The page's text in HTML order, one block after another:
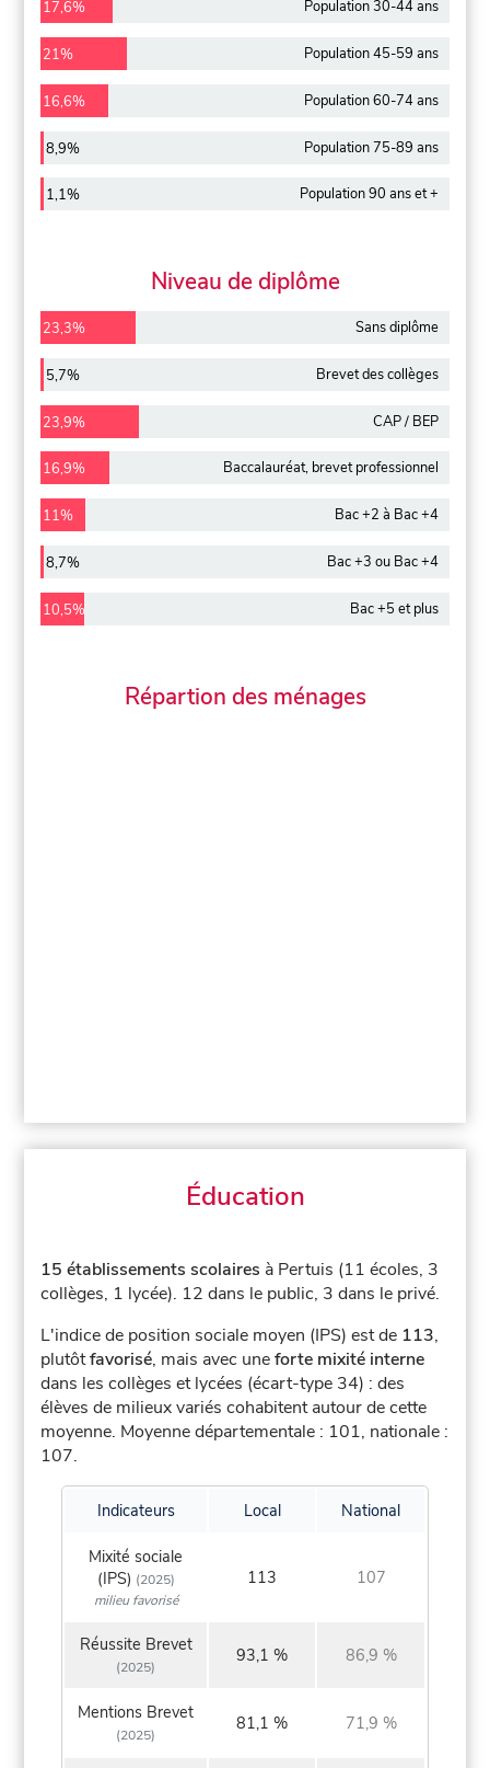
17,6% Population 30-44 ans
21% Population 45-59 ans
16,6% Population 60-74 ans
8,9% Population 75-89 ans
1,1% Population 90 ans et +
Niveau de diplôme
23,3% Sans diplôme
5,7% Brevet des collèges
23,9% CAP / BEP
16,9% Baccalauréat, brevet professionnel
11% Bac +2 à Bac +4
8,7% Bac +3 ou Bac +4
10,5% Bac +5 et plus
Répartion des ménages
Éducation
15 établissements scolaires à Pertuis (11 écoles, 3
collèges, 1 lycée). 12 dans le public, 3 dans le privé.
L'indice de position sociale moyen (IPS) est de 113,
plutôtfavorisé, mais avec uneforte mixité interne
dans les collèges et lycées (écart-type 34) : des
élèves de milieux variés cohabitent autour de cette
moyenne. Moyenne départementale : 101, nationale :
107.
Indicateurs Local National
Mixité sociale
(IPS) (2025)
milieu favorisé
113 107
Réussite Brevet
(2025)
93,1 % 86,9 %
Mentions Brevet
(2025)
81,1 % 71,9 %